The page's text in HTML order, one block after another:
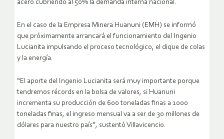
acero cubriendo al 50% la demanda interna nacional.
En el caso de la Empresa Minera Huanuni (EMH) se informó
que próximamente arrancará el funcionamiento del Ingenio
Lucianita impulsando el proceso tecnológico, el dique de colas
y la energía.
“El aporte del Ingenio Lucianita será muy importante porque
tendremos récords en la bolsa de valores, si Huanuni
incrementa su producción de 600 toneladas finas a 1000
toneladas finas, el ingreso mensual va a ser de 30 millones de
dólares para nuestro país”, sustentó Villavicencio.